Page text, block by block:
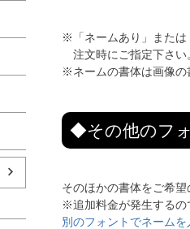
※「ネームあり」または
注文時にご指定下さい
※ネームの書体は画像の
◆その他のフ
そのほかの書体をご希
※追加料金が発生するの
別のフォントでネーム